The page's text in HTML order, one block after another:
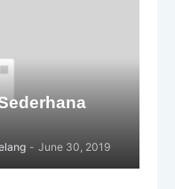
- June 30, 2019